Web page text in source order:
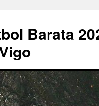
Barata